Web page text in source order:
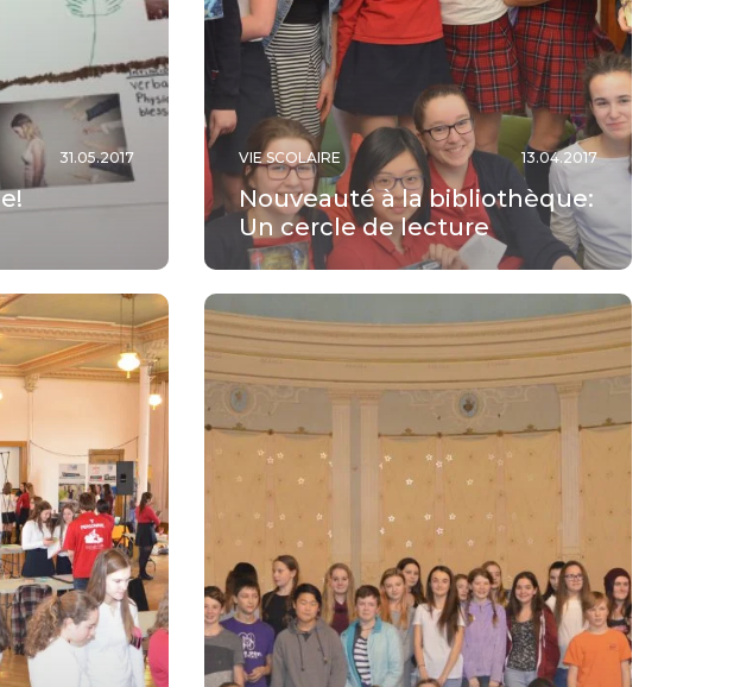
31.05.2017 VIE SCOLAIRE 13.04.2017
Nouveauté à la bibliothèque:
Un cercle de lecture